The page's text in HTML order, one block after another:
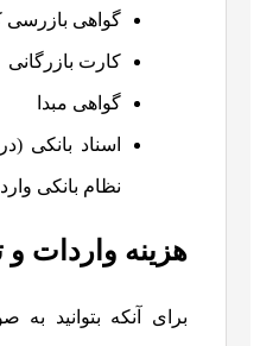
گواهی بازرسی
کارت بازرگانی
گواهی مبدا
اسناد بانکی
نظام بانکی
هزینه واردات
برای آنکه بتوانید